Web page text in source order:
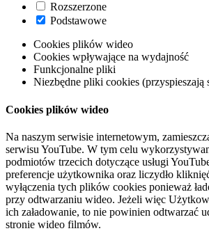
Rozszerzone
Podstawowe
Cookies plików wideo
Cookies wpływające na wydajność
Funkcjonalne pliki
Niezbędne pliki cookies (przyspieszają
Cookies plików wideo
Na naszym serwisie internetowym,
serwisu YouTube. W tym celu
podmiotów trzecich dotyczące usługi
preferencje użytkownika oraz liczydło
wyłączenia tych plików cookies ponieważ
przy odtwarzaniu wideo. Jeżeli więc
ich załadowanie, to nie powinien odtwarzać
stronie wideo filmów.